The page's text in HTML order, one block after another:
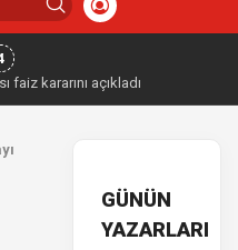
faiz kararını açıkladı
GÜNÜN
YAZARLARI